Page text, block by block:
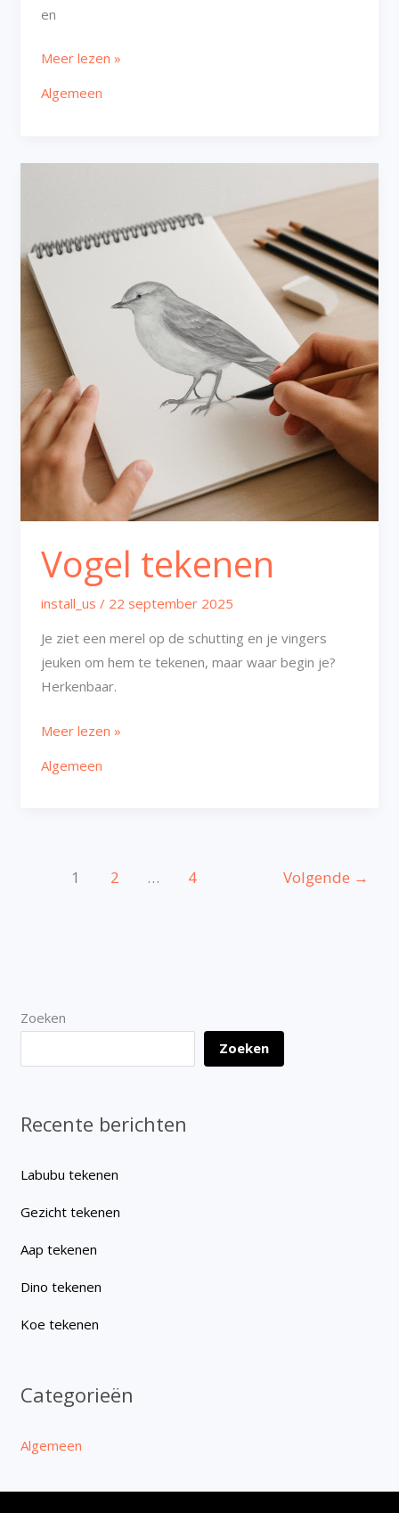
en
Meer lezen »
Algemeen
Vogel tekenen
install_us / 22 september 2025
Je ziet een merel op de schutting en je vingers
jeuken om hem te tekenen, maar waar begin je?
Herkenbaar.
Meer lezen »
Algemeen
1 2 … 4 Volgende →
Zoeken
Zoeken
Recente berichten
Labubu tekenen
Gezicht tekenen
Aap tekenen
Dino tekenen
Koe tekenen
Categorieën
Algemeen